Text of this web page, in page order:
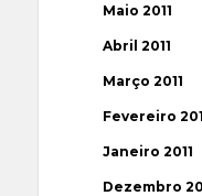
Maio 2011
Abril 2011
Março 2011
Fevereiro
Janeiro 2011
Dezembro